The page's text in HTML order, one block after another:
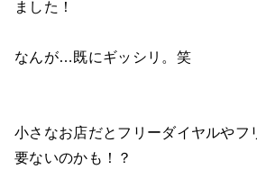
ました！
なんが…既にギッシリ。笑
小さなお店だとフリーダイヤルや
要ないのかも！？